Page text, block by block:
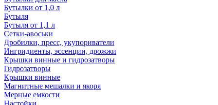
Бутылки от 1,0 л
Бутыля
Бутыля от 1,1 л
Сетки-авоськи
Дробилки, пресс, укупориватели
Ингридиенты, эссенции, дрожжи
Крышки винные и гидрозатворы
Гидрозатворы
Крышки винные
Магнитные мешалки и якоря
Мерные емкости
Настойки